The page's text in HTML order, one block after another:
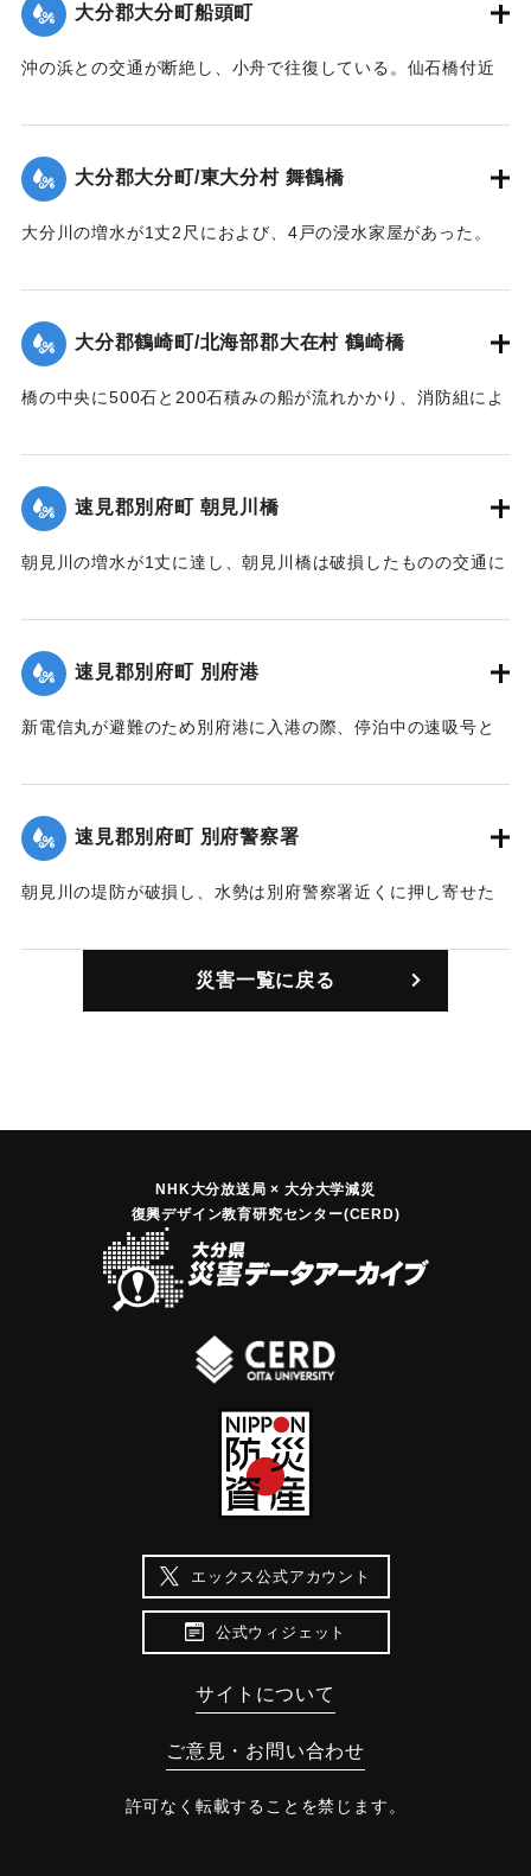
｜固有コード: 00252010
大分郡大分町船頭町
沖の浜との交通が断絶し、小舟で往復している。仙石橋付近
｜固有コード: 00252011
大分郡大分町/東大分村 舞鶴橋
大分川の増水が1丈2尺におよび、4戸の浸水家屋があった。
｜固有コード:00252005
大分郡鶴崎町/北海部郡大在村 鶴崎橋
橋の中央に500石と200石積みの船が流れかかり、消防組によ
失。増水は1丈1尺におよび、町内浸水の模様。
【出典：豊州新報 明治40年9月8日3面】
｜固有コード:00252006
速見郡別府町 朝見川橋
朝見川の増水が1丈に達し、朝見川橋は破損したものの交通に
った。
【出典：豊州新報 明治40年9月8日3面】
｜固有コード:00252001
速見郡別府町 別府港
新電信丸が避難のため別府港に入港の際、停泊中の速吸号と
｜固有コード: 00252002
速見郡別府町 別府警察署
朝見川の堤防が破損し、水勢は別府警察署近くに押し寄せた
｜固有コード:00252003
災害一覧に戻る
NHK大分放送局 × 大分大学減災
復興デザイン教育研究センター(CERD)
エックス公式アカウント
公式ウィジェット
サイトについて
ご意見・お問い合わせ
許可なく転載することを禁じます。